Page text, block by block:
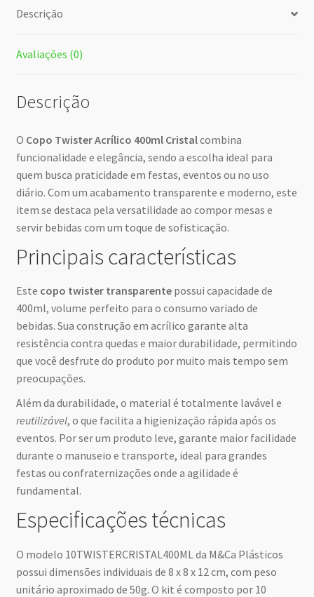
Descrição
Avaliações (0)
Descrição
O Copo Twister Acrílico 400ml Cristalcombina
funcionalidade e elegância, sendo a escolha ideal para
quem busca praticidade em festas, eventos ou no uso
diário. Com um acabamento transparente e moderno, este
item se destaca pela versatilidade ao compor mesas e
servir bebidas com um toque de sofisticação.
Principais características
Este copo twister transparentepossui capacidade de
400ml, volume perfeito para o consumo variado de
bebidas. Sua construção em acrílico garante alta
resistência contra quedas e maior durabilidade, permitindo
que você desfrute do produto por muito mais tempo sem
preocupações.
Além da durabilidade, o material é totalmente lavável e
reutilizável, o que facilita a higienização rápida após os
eventos. Por ser um produto leve, garante maior facilidade
durante o manuseio e transporte, ideal para grandes
festas ou confraternizações onde a agilidade é
fundamental.
Especificações técnicas
O modelo 10TWISTERCRISTAL400ML da M&Ca Plásticos
possui dimensões individuais de 8 x 8 x 12 cm, com peso
unitário aproximado de 50g. O kit é composto por 10